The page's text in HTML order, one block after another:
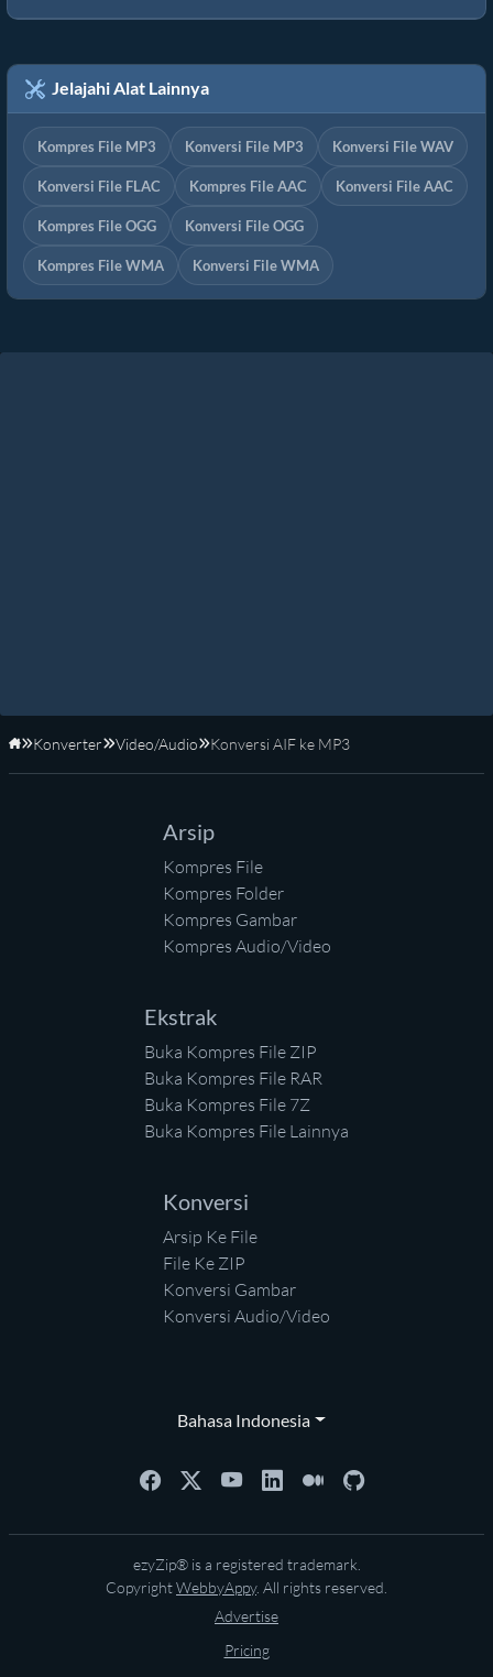
Jelajahi Alat Lainnya
Kompres File MP3 Konversi File MP3 Konversi File WAV
Konversi File FLAC Kompres File AAC Konversi File AAC
Kompres File OGG Konversi File OGG
Kompres File WMA Konversi File WMA
Beranda
Konverter Video/Audio Konversi AIF ke MP3
Arsip
Kompres File
Kompres Folder
Kompres Gambar
Kompres Audio/Video
Ekstrak
Buka Kompres File ZIP
Buka Kompres File RAR
Buka Kompres File 7Z
Buka Kompres File Lainnya
Konversi
Arsip Ke File
File Ke ZIP
Konversi Gambar
Konversi Audio/Video
Bahasa Indonesia
ezyZip® is a registered trademark.
CopyrightWebbyAppy. All rights reserved.
Advertise
Pricing